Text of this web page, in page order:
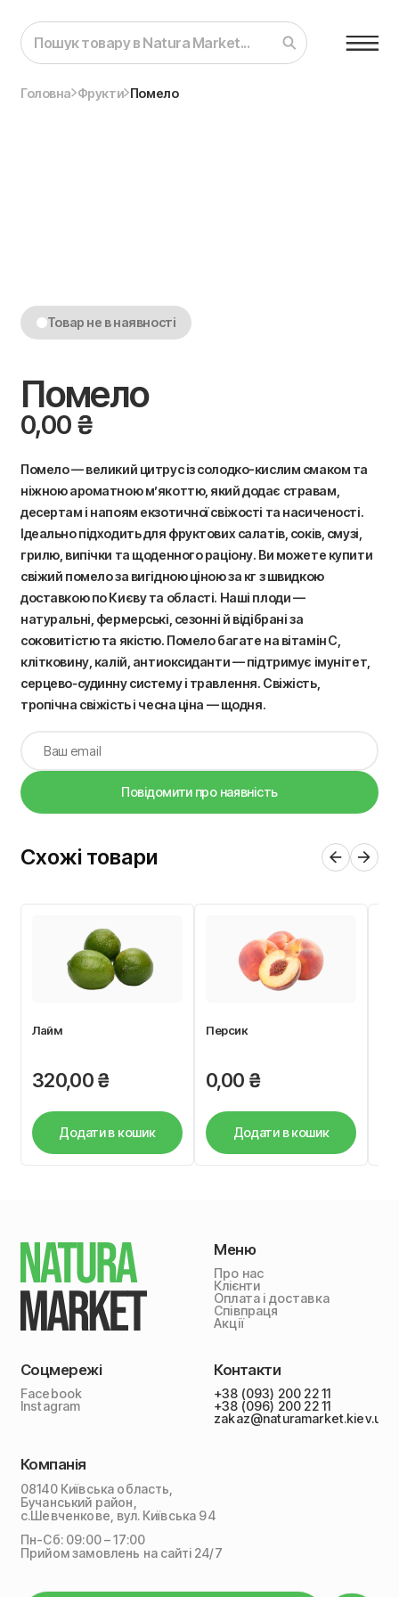
Головна Фрукти Помело
Товар не в наявності
Помело
0,00 ₴
Помело — великий цитрус із солодко-кислим смаком та
ніжною ароматною м’якоттю, який додає стравам,
десертам і напоям екзотичної свіжості та насиченості.
Ідеально підходить для фруктових салатів, соків, смузі,
грилю, випічки та щоденного раціону. Ви можете купити
свіжий помело за вигідною ціною за кг з швидкою
доставкою по Києву та області. Наші плоди —
натуральні, фермерські, сезонні й відібрані за
соковитістю та якістю. Помело багате на вітамін C,
клітковину, калій, антиоксиданти — підтримує імунітет,
серцево‑судинну систему і травлення. Свіжість,
тропічна свіжість і чесна ціна — щодня.
Повідомити про наявність
Схожі товари
Лайм
320,00₴
Додати в кошик
Персик
0,00 ₴
Додати в кошик
Меню
Про нас
Клієнти
Оплата і доставка
Співпраця
Акції
Соцмережі
Facebook
Instagram
Контакти
+38 (093) 200 22 11
+38 (096) 200 22 11
zakaz@naturamarket.kiev.ua
Компанія
08140 Київська область,
Бучанський район,
с.Шевченкове, вул. Київська 94
Пн-Сб: 09:00 – 17:00
Прийом замовлень на сайті 24/7